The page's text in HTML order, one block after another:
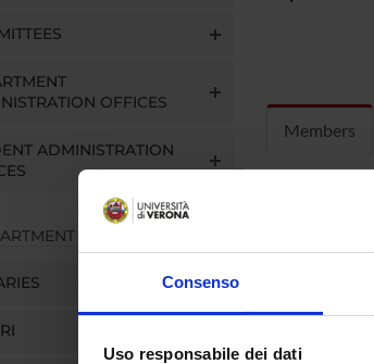
Consenso
Uso responsabile dei dati
OFFICES
ADMINISTRATION
FACILITIES
Members
Giovanni Pizzolo